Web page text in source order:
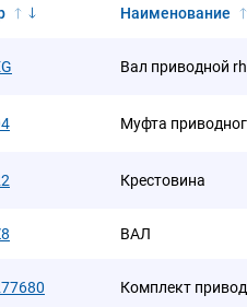
Наименование
Вал приводной rh
Муфта
Крестовина
ВАЛ
Комплект